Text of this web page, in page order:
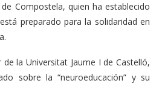
Compostela, quien ha establecido
preparado para la solidaridad en
la Universitat Jaume I de Castelló,
sobre la “neuroeducación” y su